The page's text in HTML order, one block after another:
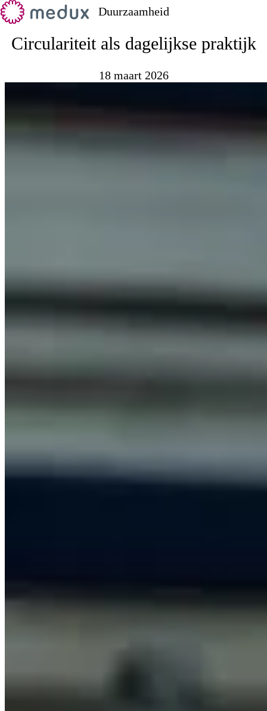
Duurzaamheid
Circulariteit als dagelijkse praktijk
18 maart 2026